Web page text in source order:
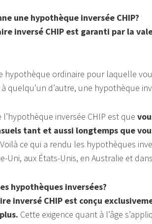
une hypothèque inversée CHIP?
inversé CHIP est garanti par la
hypothèque ordinaire pour laquelle
quelqu’un d’autre, une hypothèque
l’hypothèque inversée CHIP est que
tant et aussi longtemps que
Voilà ce qui a rendu les hypothèques
Uni, aux États-Unis, en Australie et
hypothèques inversées?
inversé CHIP est conçu
Cette exigence quant à l’âge